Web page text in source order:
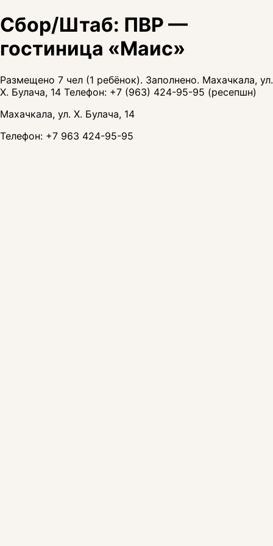
Сбор/Штаб: ПВР —
гостиница «Маис»
Размещено 7 чел (1 ребёнок). Заполнено. Махачкала, ул.
Х. Булача, 14 Телефон: +7 (963) 424-95-95 (ресепшн)
Махачкала, ул. Х. Булача, 14
Телефон: +7 963 424-95-95